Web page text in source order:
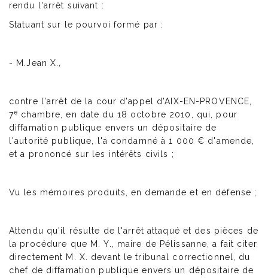
rendu l'arrêt suivant :
Statuant sur le pourvoi formé par :
- M.Jean X.,
contre l'arrêt de la cour d'appel d'AIX-EN-PROVENCE,
7e chambre, en date du 18 octobre 2010, qui, pour
diffamation publique envers un dépositaire de
l'autorité publique, l'a condamné à 1 000 € d'amende,
et a prononcé sur les intérêts civils ;
Vu les mémoires produits, en demande et en défense ;
Attendu qu'il résulte de l'arrêt attaqué et des pièces de
la procédure que M. Y., maire de Pélissanne, a fait citer
directement M. X. devant le tribunal correctionnel, du
chef de diffamation publique envers un dépositaire de